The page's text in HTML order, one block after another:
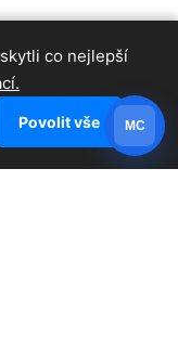
co nejlepší
Povolit vše MC